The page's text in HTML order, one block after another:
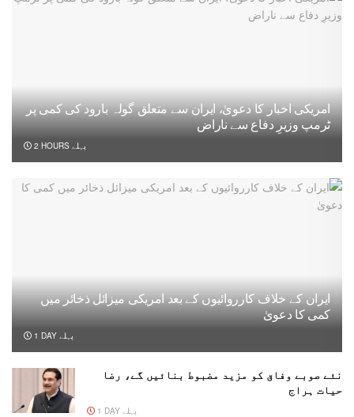
امریکی اخبار کا دعویٰ، ایران سے متعلق گولہ بارود کی کمی پر
ٹرمپ وزیرِ دفاع سے ناراض
2 HOURS پہلے
ایران کے خلاف کارروائیوں کے بعد امریکی میزائل ذخائر میں
کمی کا دعویٰ
1 DAY پہلے
نئے صوبے وفاق کو مزید مضبوط بنائیں گے، رضا
حیات ہراج
1 DAY پہلے